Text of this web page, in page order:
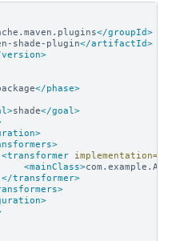
</groupId>
shade-plugin</artifactId>
</phase>
shade</goal>
<transformer implementation=
<mainClass>com.example.App
</transformer>